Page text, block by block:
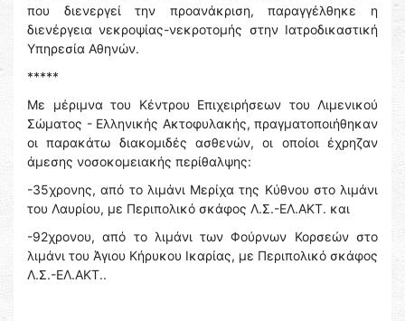
που διενεργεί την προανάκριση, παραγγέλθηκε η
διενέργεια νεκροψίας-νεκροτομής στην Ιατροδικαστική
Υπηρεσία Αθηνών.
*****
Με μέριμνα του Κέντρου Επιχειρήσεων του Λιμενικού
Σώματος - Ελληνικής Ακτοφυλακής, πραγματοποιήθηκαν
οι παρακάτω διακομιδές ασθενών, οι οποίοι έχρηζαν
άμεσης νοσοκομειακής περίθαλψης:
-35χρονης, από το λιμάνι Μερίχα της Κύθνου στο λιμάνι
του Λαυρίου, με Περιπολικό σκάφος Λ.Σ.-ΕΛ.ΑΚΤ. και
-92χρονου, από το λιμάνι των Φούρνων Κορσεών στο
λιμάνι του Άγιου Κήρυκου Ικαρίας, με Περιπολικό σκάφος
Λ.Σ.-ΕΛ.ΑΚΤ..